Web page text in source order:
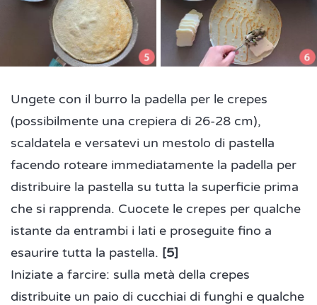
Ungete con il burro la padella per le crepes
(possibilmente una crepiera di 26-28 cm),
scaldatela e versatevi un mestolo di pastella
facendo roteare immediatamente la padella per
distribuire la pastella su tutta la superficie prima
che si rapprenda. Cuocete le crepes per qualche
istante da entrambi i lati e proseguite fino a
esaurire tutta la pastella. [5]
Iniziate a farcire: sulla metà della crepes
distribuite un paio di cucchiai di funghi e qualche